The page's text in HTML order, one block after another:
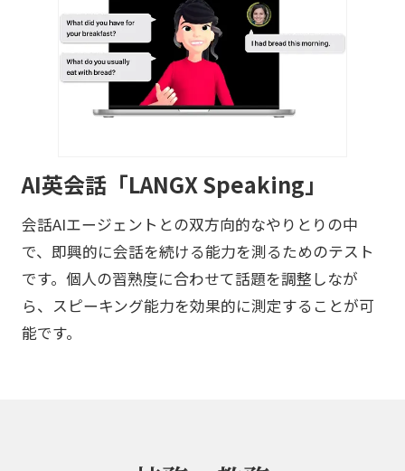
AI英会話「LANGX Speaking」
会話AIエージェントとの双方向的なやりとりの中
で、即興的に会話を続ける能力を測るためのテスト
です。個人の習熟度に合わせて話題を調整しなが
ら、スピーキング能力を効果的に測定することが可
能です。